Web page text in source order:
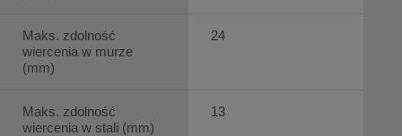
Maks. zdolność
wiercenia w murze
(mm)
Maks. zdolność
wiercenia w stali (mm)
24
13